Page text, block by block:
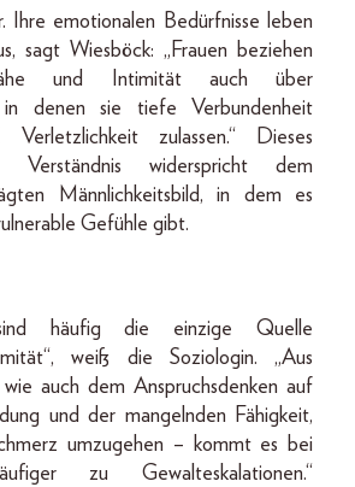
Ihre emotionalen Bedürfnisse leben
sagt Wiesböck: „Frauen beziehen
und Intimität auch über
in denen sie tiefe Verbundenheit
Verletzlichkeit zulassen.“ Dieses
Verständnis widerspricht dem
Männlichkeitsbild, in dem es
Gefühle gibt.
sind häufig die einzige Quelle
weiß die Soziologin. „Aus
auch dem Anspruchsdenken auf
und der mangelnden Fähigkeit,
umzugehen – kommt es bei
zu Gewalteskalationen.“